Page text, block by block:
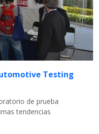
Testing
de prueba
tendencias